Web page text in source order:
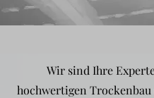
Wir sind Ihre
hochwertigen